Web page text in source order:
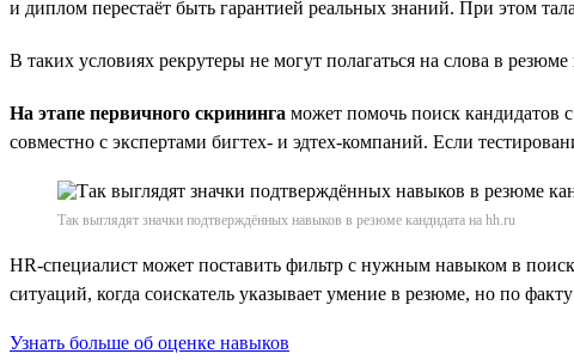
и диплом перестаёт быть гарантией реальных знаний. При этом
В таких условиях рекрутеры не могут полагаться на слова в
На этапе первичного скрининга может помочь поиск кандидатов
совместно с экспертами бигтех- и эдтех-компаний. Если
Так выглядят значки подтверждённых навыков в резюме кандидата на hh.ru
HR-специалист может поставить фильтр с нужным навыком в
ситуаций, когда соискатель указывает умение в резюме, но по
Узнать больше об оценке навыков